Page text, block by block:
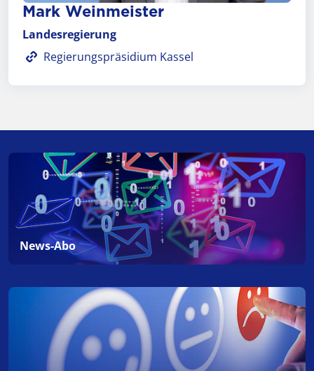
Mark Weinmeister
Landesregierung
Regierungspräsidium Kassel
News-Abo